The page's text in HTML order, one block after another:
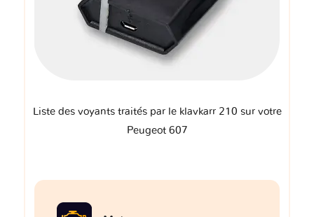
Liste des voyants traités par le klavkarr 210 sur votre
Peugeot 607